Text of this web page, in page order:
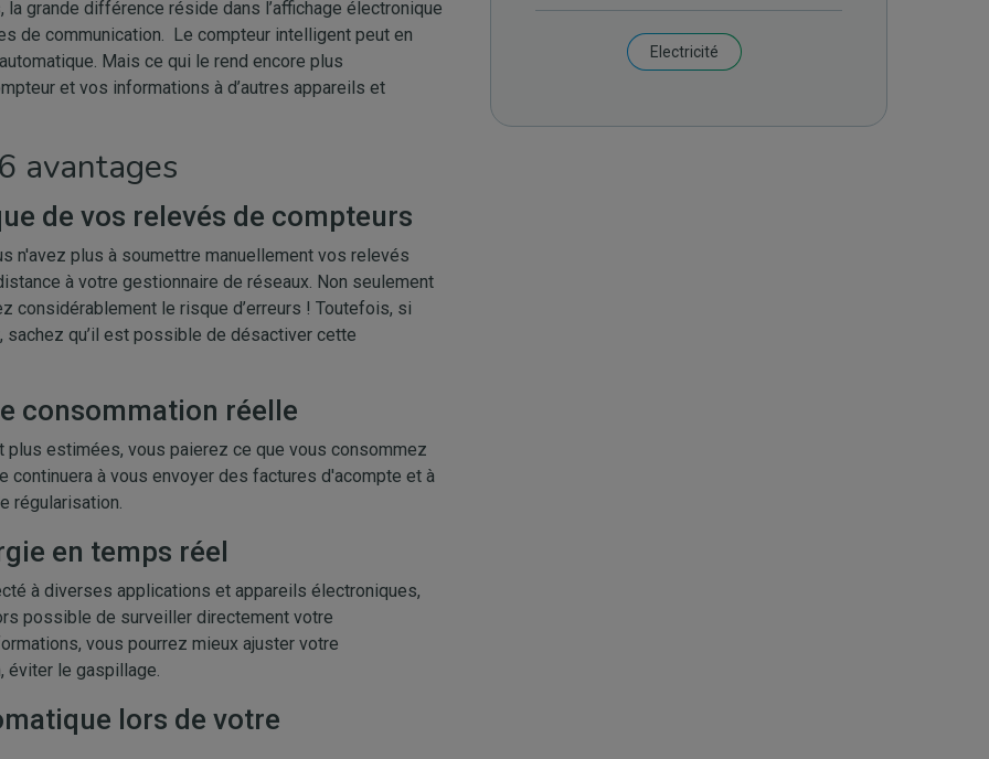
grande différence réside dans l’affichage électronique
de communication. Le compteur intelligent peut en
Mais ce qui le rend encore plus
et vos informations à d’autres appareils et
avantages
de vos relevés de compteurs
n'avez plus à soumettre manuellement vos relevés
à votre gestionnaire de réseaux. Non seulement
le risque d’erreurs ! Toutefois, si
qu’il est possible de désactiver cette
consommation réelle
estimées, vous paierez ce que vous consommez
continuera à vous envoyer des factures d'acompte et à
régularisation.
en temps réel
à diverses applications et appareils électroniques,
possible de surveiller directement votre
vous pourrez mieux ajuster votre
éviter le gaspillage.
lors de votre
Electricité